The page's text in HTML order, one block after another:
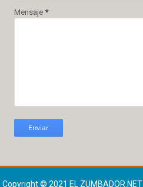
Mensaje *
Copyright © 2021 EL ZUMBADOR.NET